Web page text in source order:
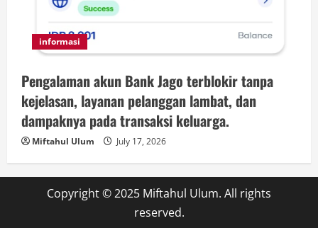
informasi
Pengalaman akun Bank Jago terblokir tanpa
kejelasan, layanan pelanggan lambat, dan
dampaknya pada transaksi keluarga.
Miftahul Ulum July 17, 2026
Copyright © 2025 Miftahul Ulum. All rights
reserved.